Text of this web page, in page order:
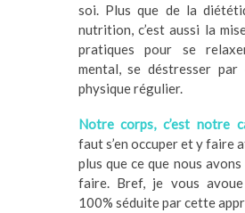
soi. Plus que de la
nutrition, c’est aussi la
pratiques pour se
mental, se déstresser par
physique régulier.
Notre corps, c’est notre
faut s’en occuper et y faire
plus que ce que nous avons
faire. Bref, je vous
100% séduite par cette